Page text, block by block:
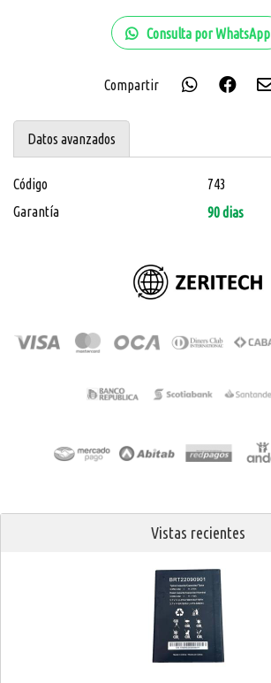
Consulta por WhatsApp
Compartir
Datos avanzados
Código
743
Garantía
90 dias
Vistas recientes